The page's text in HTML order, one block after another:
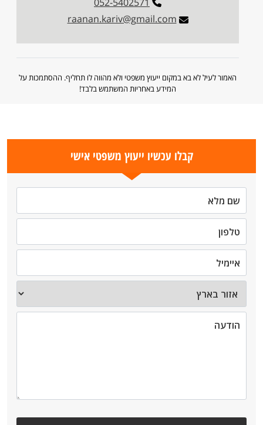
raanan.kariv@gmail.com
האמור לעיל לא בא במקום ייעוץ משפטי ולא מהווה לו תחליף. ההסתמכות על
המידע באחריות המשתמש בלבד!
קבלו עכשיו ייעוץ משפטי אישי